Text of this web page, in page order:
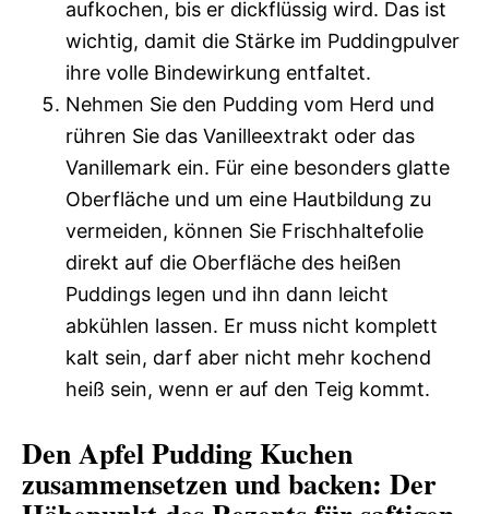
aufkochen, bis er dickflüssig wird. Das ist
wichtig, damit die Stärke im Puddingpulver
ihre volle Bindewirkung entfaltet.
Nehmen Sie den Pudding vom Herd und
rühren Sie das Vanilleextrakt oder das
Vanillemark ein. Für eine besonders glatte
Oberfläche und um eine Hautbildung zu
vermeiden, können Sie Frischhaltefolie
direkt auf die Oberfläche des heißen
Puddings legen und ihn dann leicht
abkühlen lassen. Er muss nicht komplett
kalt sein, darf aber nicht mehr kochend
heiß sein, wenn er auf den Teig kommt.
Den Apfel Pudding Kuchen
zusammensetzen und backen: Der